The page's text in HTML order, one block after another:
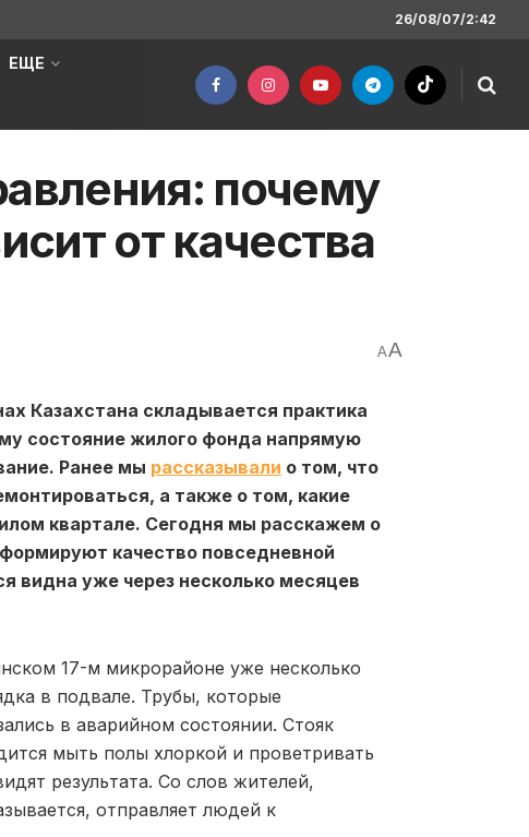
26/08/07/2:42
ЕЩЕ
почему
от качества
AA
Казахстана складывается практика
состояние жилого фонда напрямую
Ранее мы рассказывали о том, что
а также о том, какие
квартале. Сегодня мы расскажем о
качество повседневной
видна уже через несколько месяцев
17-м микрорайоне уже несколько
в подвале. Трубы, которые
в аварийном состоянии. Стояк
мыть полы хлоркой и проветривать
результата. Со слов жителей,
отправляет людей к